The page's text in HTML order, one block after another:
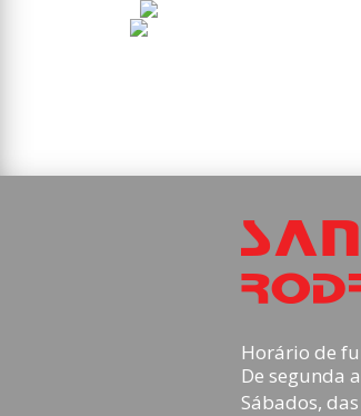
Horário de
De segunda
Sábados,